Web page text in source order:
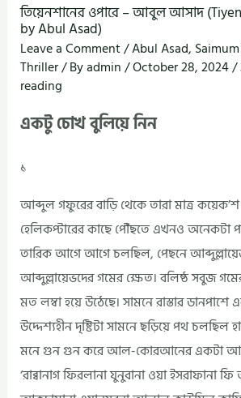
তিয়েনশানের ওপারে – আবুল আসাদ
by Abul Asad)
Leave a Comment/Abul Asad,
Thriller/ Byadmin/October 28, 2024/
reading
একটু চোখ বুলিয়ে নিন
১
আব্দুল গফুরের বাড়ি থেকে তারা মাত্র
হেলিকপ্টারের কাছে পৌঁছতে এখনও অনেকটা
তারিক আগে আগে চলছিল, পেছনে আব্দুল্লায়েভ।
আব্দুল্লায়েভদের গমের ক্ষেত। বলিষ্ঠ সবুজ
মত লম্বা হয়ে উঠেছে। সামনে রাস্তার
উদ্দেশ্যহীন দৃষ্টিটা সামনে ছড়িয়ে পথ চলছিল
মনে গুন গুন করে আল-কোরআনের একটা
‘রাব্বানাগ ফিরলানা যুনুবানা ওয়া ইসরাফানা